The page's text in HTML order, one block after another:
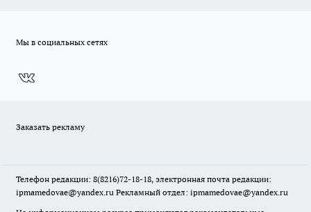
Мы в социальных сетях
Заказать рекламу
Телефон редакции: 8(8216)72-18-18, электронная почта редакции:
ipmamedovae@yandex.ru Рекламный отдел: ipmamedovae@yandex.ru